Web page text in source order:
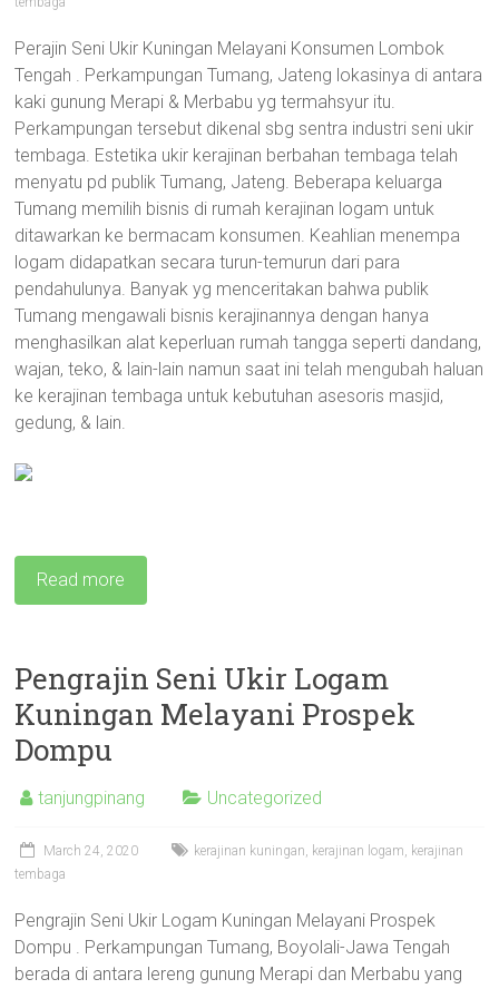
Perajin Seni Ukir Kuningan Melayani Konsumen Lombok
Tengah . Perkampungan Tumang, Jateng lokasinya di antara
kaki gunung Merapi & Merbabu yg termahsyur itu.
Perkampungan tersebut dikenal sbg sentra industri seni ukir
tembaga. Estetika ukir kerajinan berbahan tembaga telah
menyatu pd publik Tumang, Jateng. Beberapa keluarga
Tumang memilih bisnis di rumah kerajinan logam untuk
ditawarkan ke bermacam konsumen. Keahlian menempa
logam didapatkan secara turun-temurun dari para
pendahulunya. Banyak yg menceritakan bahwa publik
Tumang mengawali bisnis kerajinannya dengan hanya
menghasilkan alat keperluan rumah tangga seperti dandang,
wajan, teko, & lain-lain namun saat ini telah mengubah haluan
ke kerajinan tembaga untuk kebutuhan asesoris masjid,
gedung, & lain.
Read more
Pengrajin Seni Ukir Logam
Kuningan Melayani Prospek
Dompu
tanjungpinang Uncategorized
March 24, 2020 kerajinan kuningan, kerajinan logam, kerajinan
tembaga
Pengrajin Seni Ukir Logam Kuningan Melayani Prospek
Dompu . Perkampungan Tumang, Boyolali-Jawa Tengah
berada di antara lereng gunung Merapi dan Merbabu yang